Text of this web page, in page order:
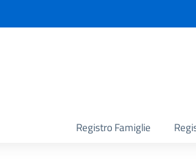
Registro Famiglie